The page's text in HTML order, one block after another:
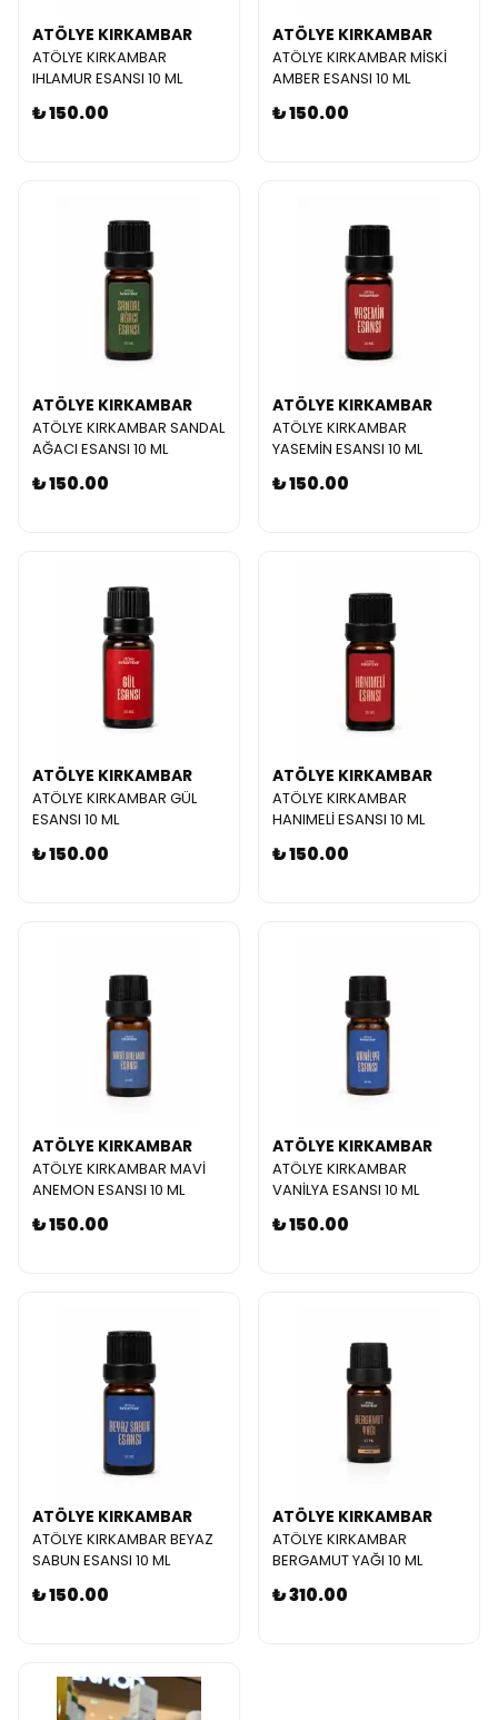
ATÖLYE KIRKAMBAR
ATÖLYE KIRKAMBAR
IHLAMUR ESANSI 10 ML
₺ 150.00
ATÖLYE KIRKAMBAR
ATÖLYE KIRKAMBAR MİSKİ
AMBER ESANSI 10 ML
₺ 150.00
ATÖLYE KIRKAMBAR
ATÖLYE KIRKAMBAR SANDAL
AĞACI ESANSI 10 ML
₺ 150.00
ATÖLYE KIRKAMBAR
ATÖLYE KIRKAMBAR
YASEMİN ESANSI 10 ML
₺ 150.00
ATÖLYE KIRKAMBAR
ATÖLYE KIRKAMBAR GÜL
ESANSI 10 ML
₺ 150.00
ATÖLYE KIRKAMBAR
ATÖLYE KIRKAMBAR
HANIMELİ ESANSI 10 ML
₺ 150.00
ATÖLYE KIRKAMBAR
ATÖLYE KIRKAMBAR MAVİ
ANEMON ESANSI 10 ML
₺ 150.00
ATÖLYE KIRKAMBAR
ATÖLYE KIRKAMBAR
VANİLYA ESANSI 10 ML
₺ 150.00
ATÖLYE KIRKAMBAR
ATÖLYE KIRKAMBAR BEYAZ
SABUN ESANSI 10 ML
₺ 150.00
ATÖLYE KIRKAMBAR
ATÖLYE KIRKAMBAR
BERGAMUT YAĞI 10 ML
₺ 310.00